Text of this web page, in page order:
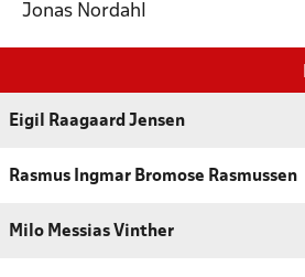
Jonas Nordahl
Eigil Raagaard Jensen
Rasmus Ingmar Bromose Rasmussen
Milo Messias Vinther